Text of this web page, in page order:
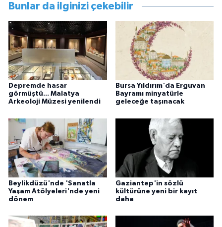
Bunlar da ilginizi çekebilir
Depremde hasar
görmüştü... Malatya
Arkeoloji Müzesi yenilendi
Bursa Yıldırım'da Erguvan
Bayramı minyatürle
geleceğe taşınacak
Beylikdüzü'nde 'Sanatla
Yaşam Atölyeleri'nde yeni
dönem
Gaziantep'in sözlü
kültürüne yeni bir kayıt
daha